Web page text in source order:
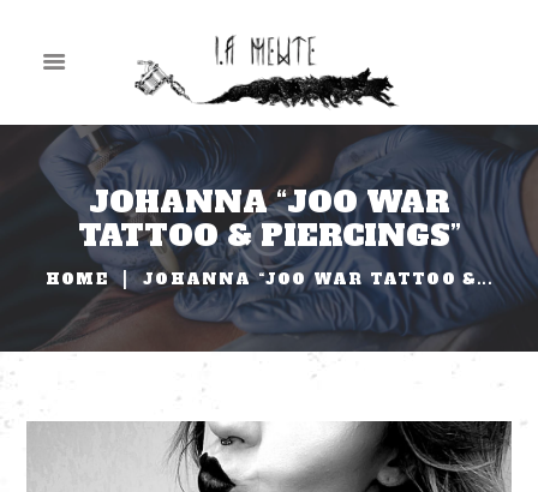
JOHANNA “JOO WAR
TATTOO & PIERCINGS”
HOME JOHANNA “JOO WAR TATTOO &...